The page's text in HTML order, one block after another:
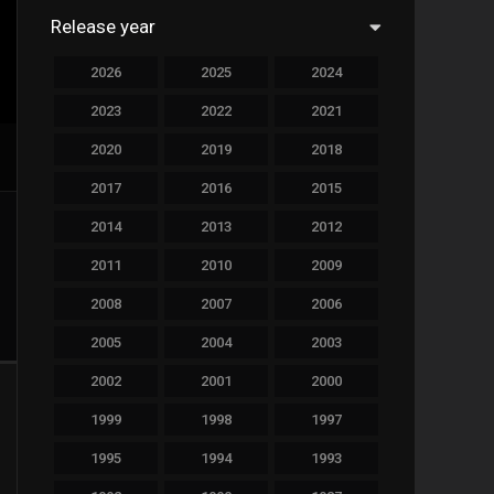
Drama
Family
Mystery
Romance
Sci-Fi & Fantasy
Release year
2026 2025 2024
2023 2022 2021
2020 2019 2018
2017 2016 2015
2014 2013 2012
2011 2010 2009
2008 2007 2006
2005 2004 2003
2002 2001 2000
1999 1998 1997
1995 1994 1993